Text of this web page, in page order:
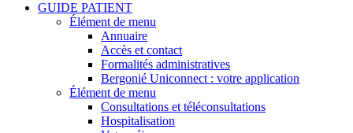
GUIDE PATIENT
Élément de menu
Annuaire
Accès et contact
Formalités administratives
Bergonié Uniconnect : votre application
Élément de menu
Consultations et téléconsultations
Hospitalisation